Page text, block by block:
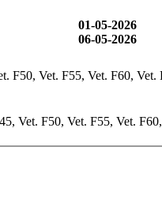
01-05-2026
06-05-2026
F50, Vet. F55, Vet. F60,
Vet. F50, Vet. F55, Vet.